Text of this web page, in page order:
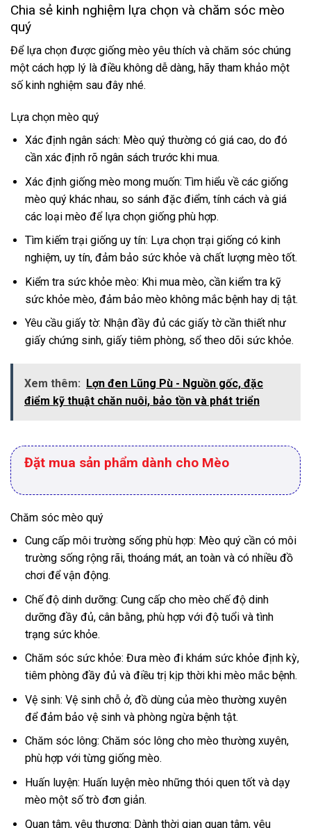
Chia sẻ kinh nghiệm lựa chọn và chăm sóc mèo
quý
Để lựa chọn được giống mèo yêu thích và chăm sóc chúng
một cách hợp lý là điều không dễ dàng, hãy tham khảo một
số kinh nghiệm sau đây nhé.
Lựa chọn mèo quý
Xác định ngân sách: Mèo quý thường có giá cao, do đó
cần xác định rõ ngân sách trước khi mua.
Xác định giống mèo mong muốn: Tìm hiểu về các giống
mèo quý khác nhau, so sánh đặc điểm, tính cách và giá
các loại mèo để lựa chọn giống phù hợp.
Tìm kiếm trại giống uy tín: Lựa chọn trại giống có kinh
nghiệm, uy tín, đảm bảo sức khỏe và chất lượng mèo tốt.
Kiểm tra sức khỏe mèo: Khi mua mèo, cần kiểm tra kỹ
sức khỏe mèo, đảm bảo mèo không mắc bệnh hay dị tật.
Yêu cầu giấy tờ: Nhận đầy đủ các giấy tờ cần thiết như
giấy chứng sinh, giấy tiêm phòng, sổ theo dõi sức khỏe.
Xem thêm:
Lợn đen Lũng Pù - Nguồn gốc, đặc
điểm kỹ thuật chăn nuôi, bảo tồn và phát triển
Đặt mua sản phẩm dành cho Mèo
Chăm sóc mèo quý
Cung cấp môi trường sống phù hợp: Mèo quý cần có môi
trường sống rộng rãi, thoáng mát, an toàn và có nhiều đồ
chơi để vận động.
Chế độ dinh dưỡng: Cung cấp cho mèo chế độ dinh
dưỡng đầy đủ, cân bằng, phù hợp với độ tuổi và tình
trạng sức khỏe.
Chăm sóc sức khỏe: Đưa mèo đi khám sức khỏe định kỳ,
tiêm phòng đầy đủ và điều trị kịp thời khi mèo mắc bệnh.
Vệ sinh: Vệ sinh chỗ ở, đồ dùng của mèo thường xuyên
để đảm bảo vệ sinh và phòng ngừa bệnh tật.
Chăm sóc lông: Chăm sóc lông cho mèo thường xuyên,
phù hợp với từng giống mèo.
Huấn luyện: Huấn luyện mèo những thói quen tốt và dạy
mèo một số trò đơn giản.
Quan tâm, yêu thương: Dành thời gian quan tâm, yêu